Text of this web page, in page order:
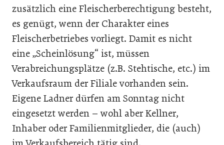
zusätzlich eine Fleischerberechtigung besteht,
es genügt, wenn der Charakter eines
Fleischerbetriebes vorliegt. Damit es nicht
eine „Scheinlösung“ ist, müssen
Verabreichungsplätze (z.B. Stehtische, etc.) im
Verkaufsraum der Filiale vorhanden sein.
Eigene Ladner dürfen am Sonntag nicht
eingesetzt werden – wohl aber Kellner,
Inhaber oder Familienmitglieder, die (auch)